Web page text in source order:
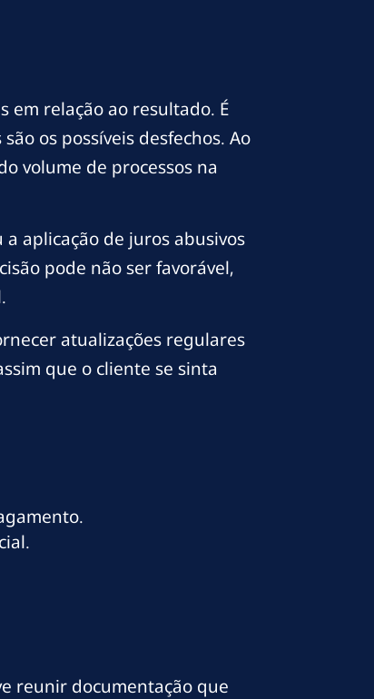
em relação ao resultado. É
os possíveis desfechos. Ao
volume de processos na
aplicação de juros abusivos
pode não ser favorável,
atualizações regulares
que o cliente se sinta
reunir documentação que